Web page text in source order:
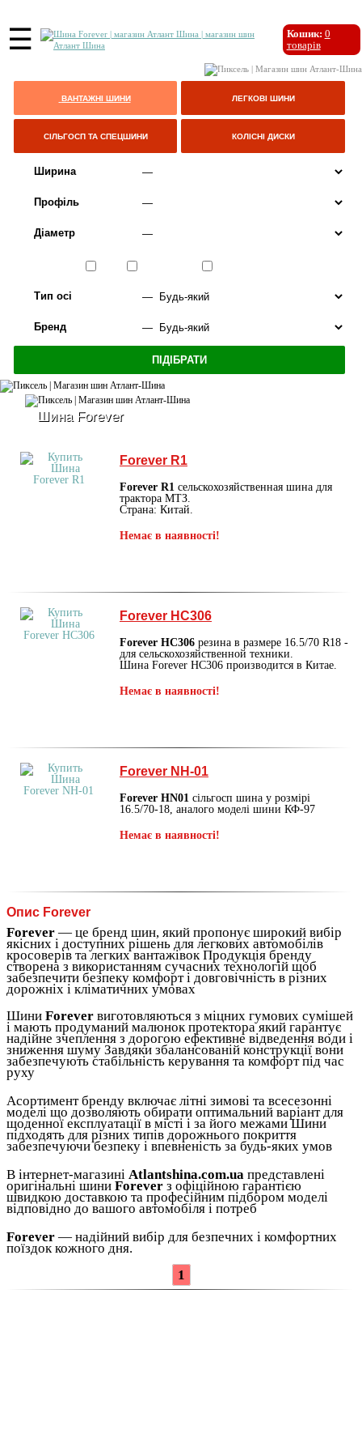
☰ Кошик: 0
товарів
ВАНТАЖНІ ШИНИ ЛЕГКОВІ ШИНИ
СІЛЬГОСП ТА СПЕЦШИНИ КОЛІСНІ ДИСКИ
Ширина
Профіль
Діаметр
Тип осі
Бренд
Шина Forever
Forever R1
Forever R1 сельскохозяйственная шина для
трактора МТЗ.
Страна: Китай.
Немає в наявності!
Forever HC306
Forever HC306 резина в размере 16.5/70 R18 -
для сельскохозяйственной техники.
Шина Forever HC306 производится в Китае.
Немає в наявності!
Forever NH-01
Forever HN01 сільгосп шина у розмірі
16.5/70-18, аналого моделі шини КФ-97
Немає в наявності!
Опис Forever
Forever — це бренд шин, який пропонує широкий вибір
якісних і доступних рішень для легкових автомобілів
кросоверів та легких вантажівок Продукція бренду
створена з використанням сучасних технологій щоб
забезпечити безпеку комфорт і довговічність в різних
дорожніх і кліматичних умовах
Шини Forever виготовляються з міцних гумових сумішей
і мають продуманий малюнок протектора який гарантує
надійне зчеплення з дорогою ефективне відведення води і
зниження шуму Завдяки збалансованій конструкції вони
забезпечують стабільність керування та комфорт під час
руху
Асортимент бренду включає літні зимові та всесезонні
моделі що дозволяють обирати оптимальний варіант для
щоденної експлуатації в місті і за його межами Шини
підходять для різних типів дорожнього покриття
забезпечуючи безпеку і впевненість за будь-яких умов
В інтернет-магазині Atlantshina.com.ua представлені
оригінальні шини Forever з офіційною гарантією
швидкою доставкою та професійним підбором моделі
відповідно до вашого автомобіля і потреб
Forever — надійний вибір для безпечних і комфортних
поїздок кожного дня.
1